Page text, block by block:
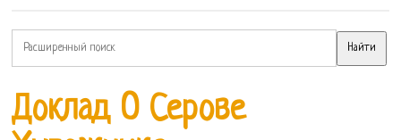
Доклад О Серове